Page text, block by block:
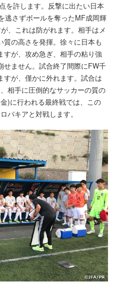
を許します。反撃に出たい日本
逃さずボールを奪ったMF成岡輝
、これは防がれます。相手はメ
質の高さを発揮。徐々に日本も
が、攻め急ぎ、相手の粘り強
せません。試合終了間際にFW千
が、僅かに外れます。試合は
相手に圧倒的なサッカーの質の
)に行われる最終戦では、この
バキアと対戦します。